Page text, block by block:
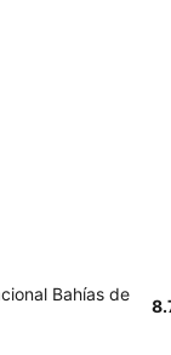
Bahías de